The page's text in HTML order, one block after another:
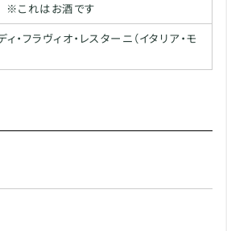
これはお酒です
ィ・フラヴィオ・レスターニ（イタリア・モ